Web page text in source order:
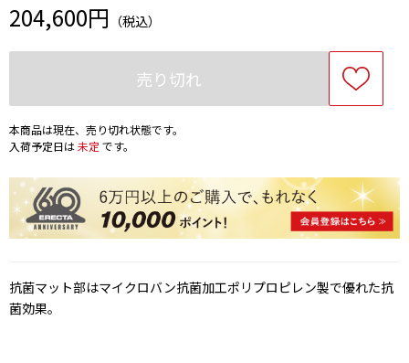
204,600円 （税込）
売り切れ
本商品は現在、売り切れ状態です。
入荷予定日は未定 です。
抗菌マット部はマイクロバン抗菌加工ポリプロピレン製で優れた抗
菌効果。